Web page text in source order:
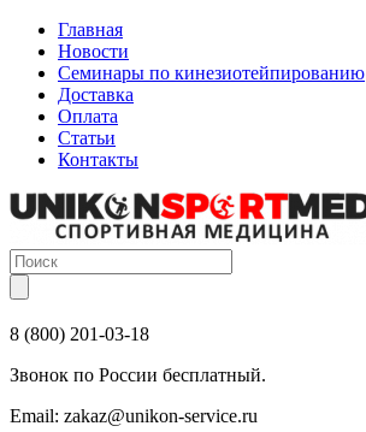
Главная
Новости
Семинары по кинезиотейпированию
Доставка
Оплата
Статьи
Контакты
8 (800) 201-03-18
Звонок по России бесплатный.
Email: zakaz@unikon-service.ru